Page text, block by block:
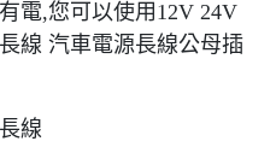
電,您可以使用12V 24V
線 汽車電源長線公母插
線